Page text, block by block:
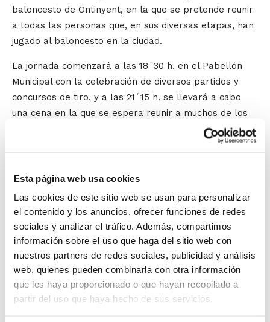
Esta página web usa cookies
Las cookies de este sitio web se usan para personalizar
el contenido y los anuncios, ofrecer funciones de redes
sociales y analizar el tráfico. Además, compartimos
información sobre el uso que haga del sitio web con
nuestros partners de redes sociales, publicidad y análisis
web, quienes pueden combinarla con otra información
que les haya proporcionado o que hayan recopilado a
partir del uso que haya hecho de sus servicios.
baloncesto de Ontinyent, en la que se pretende reunir
a todas las personas que, en sus diversas etapas, han
jugado al baloncesto en la ciudad.
La jornada comenzará a las 18´30 h. en el Pabellón
Municipal con la celebración de diversos partidos y
concursos de tiro, y a las 21´15 h. se llevará a cabo
una cena en la que se espera reunir a muchos de los
integrantes de la entidad en los últimos años, y a la
del Ayuntamiento de la localidad.
Si quieres unirte a la celebración y
participar tanto en los encuentros de
baloncesto como en la posterior cena, la
organización te invita a inscribirte.
Y si tienes fotografías o recuerdos de tu